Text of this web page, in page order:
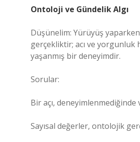
Ontoloji ve Gündelik Algı
Düşünelim: Yürüyüş
gerçekliktir; acı ve yorgunluk
yaşanmış bir deneyimdir.
Sorular:
Bir açı, deneyimlenmediğinde
Sayısal değerler, ontolojik